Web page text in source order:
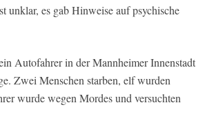
unklar, es gab Hinweise auf psychische
Autofahrer in der Mannheimer Innenstadt
Zwei Menschen starben, elf wurden
wurde wegen Mordes und versuchten